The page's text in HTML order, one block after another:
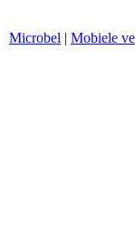
Microbel | Mobiele